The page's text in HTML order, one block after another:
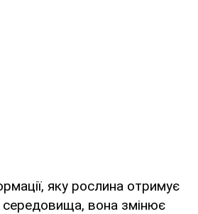
яку рослина отримує
вона змінює